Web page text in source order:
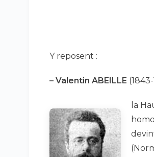
Y reposent :
– Valentin ABEILLE
la